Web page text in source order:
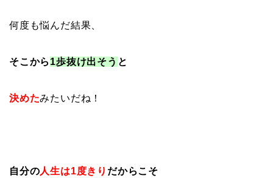
何度も悩んだ結果、
そこから 1歩抜け出そう と
決めたみたいだね！
自分の人生は1度きり だからこそ